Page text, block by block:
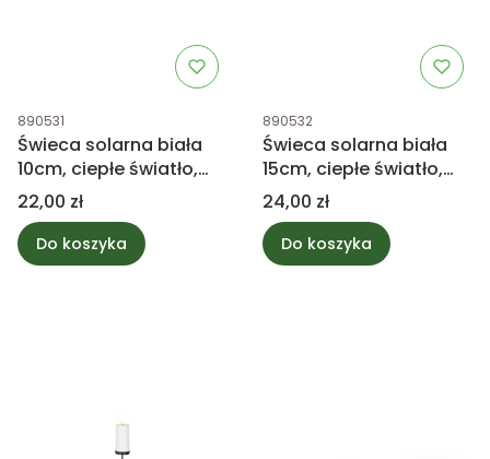
Kod produktu
890531
Świeca solarna biała
10cm, ciepłe światło,
timer 6h
Cena
22,00 zł
Do koszyka
Kod produktu
890532
Świeca solarna biała
15cm, ciepłe światło,
timer 6h
Cena
24,00 zł
Do koszyka